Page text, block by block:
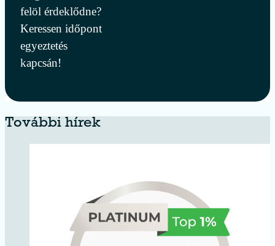
felöl érdeklődne?
Keressen időpont
egyeztetés
kapcsán!
További hírek